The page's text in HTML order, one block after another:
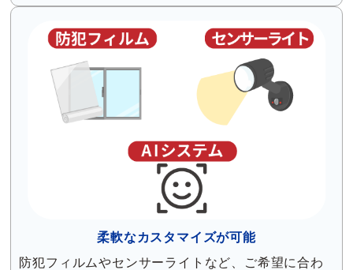
柔軟なカスタマイズが可能
防犯フィルムやセンサーライトなど、ご希望に合わ